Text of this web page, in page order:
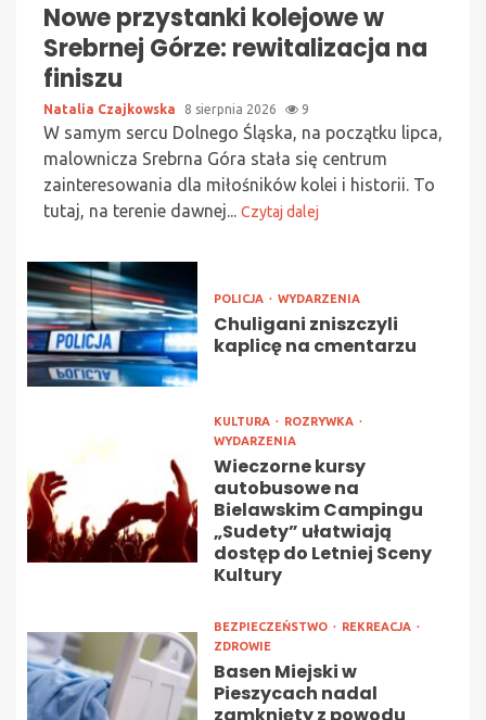
Nowe przystanki kolejowe w
Srebrnej Górze: rewitalizacja na
finiszu
Natalia Czajkowska 8 sierpnia 2026 9
W samym sercu Dolnego Śląska, na początku lipca,
malownicza Srebrna Góra stała się centrum
zainteresowania dla miłośników kolei i historii. To
tutaj, na terenie dawnej... Czytaj dalej
POLICJA WYDARZENIA
Chuligani zniszczyli
kaplicę na cmentarzu
KULTURA
ROZRYWKA
WYDARZENIA
Wieczorne kursy
autobusowe na
Bielawskim Campingu
„Sudety” ułatwiają
dostęp do Letniej Sceny
Kultury
BEZPIECZEŃSTWO
REKREACJA
ZDROWIE
Basen Miejski w
Pieszycach nadal